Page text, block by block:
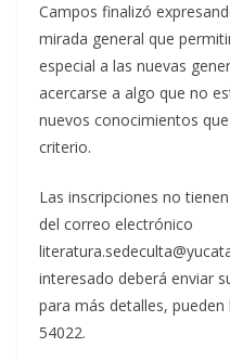
Campos finalizó
mirada general que
especial a las nuevas
acercarse a algo que no
nuevos conocimientos
criterio.
Las inscripciones no
del correo electrónico
interesado deberá enviar
para más detalles,
54022.